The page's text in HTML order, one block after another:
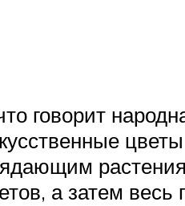
говорит
а затем весь